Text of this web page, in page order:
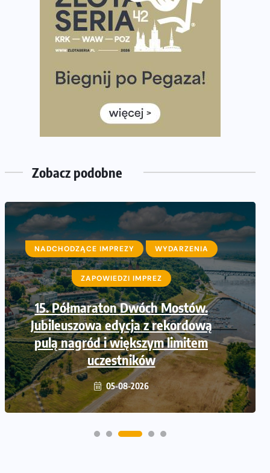
półmaratonem
Już w tę sobotę 35. Bieg Powstania Warszawskiego.
Wystartuje rekordowa liczba uczestników
poradnik przed startem
Ile razy w tygodniu biegać? 3 treningi wystarczą? Jak
często biegać, żeby robić postępy
Już w ten weekend! Przed nami Nocny Portowy
wiedzieć
Zobacz podobne
NADCHODZĄCE IMPREZY WYDARZENIA
ZAPOWIEDZI IMPREZ
Trasa 48. Maratonu
Warszawskiego odkryta.
Sprawdzony przebieg i profil
stworzony do szybkiego biegania
05-08-2026